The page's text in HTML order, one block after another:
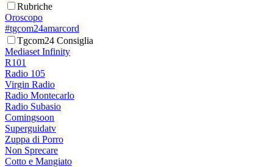
Rubriche
Oroscopo
#tgcom24amarcord
Tgcom24 Consiglia
Mediaset Infinity
R101
Radio 105
Virgin Radio
Radio Montecarlo
Radio Subasio
Comingsoon
Superguidatv
Zuppa di Porro
Non Sprecare
Cotto e Mangiato